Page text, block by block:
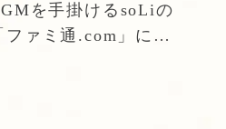
を手掛けるsoLiの
ァミ通.com」にて